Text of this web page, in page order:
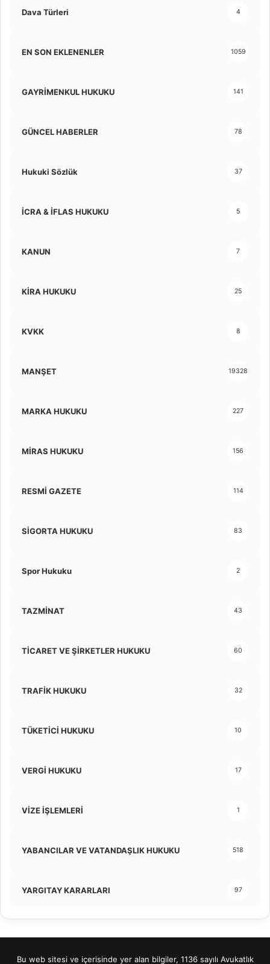
Dava Türleri 4
EN SON EKLENENLER 1059
GAYRİMENKUL HUKUKU 141
GÜNCEL HABERLER 78
Hukuki Sözlük 37
İCRA & İFLAS HUKUKU 5
KANUN 7
KİRA HUKUKU 25
KVKK 8
MANŞET 19328
MARKA HUKUKU 227
MİRAS HUKUKU 156
RESMİ GAZETE 114
SİGORTA HUKUKU 83
Spor Hukuku 2
TAZMİNAT 43
TİCARET VE ŞİRKETLER HUKUKU 60
TRAFİK HUKUKU 32
TÜKETİCİ HUKUKU 10
VERGİ HUKUKU 17
VİZE İŞLEMLERİ 1
YABANCILAR VE VATANDAŞLIK HUKUKU 518
YARGITAY KARARLARI 97
Bu web sitesi ve içerisinde yer alan bilgiler, 1136 sayılı Avukatlık